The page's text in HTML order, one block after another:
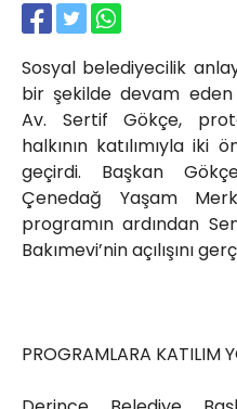
Sosyal belediyecilik
bir şekilde devam eden
Av. Sertif Gökçe,
halkının katılımıyla
geçirdi. Başkan
Çenedağ Yaşam
programın ardından
Bakımevi’nin açılışını
PROGRAMLARA KATILIM